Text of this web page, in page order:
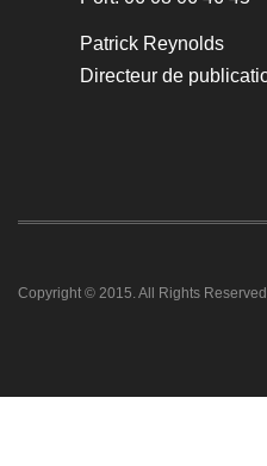
Patrick Reynolds
Directeur de
Copyright © 2015. All Rights